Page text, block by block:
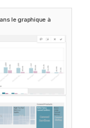
le graphique à